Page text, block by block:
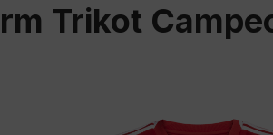
Trikot